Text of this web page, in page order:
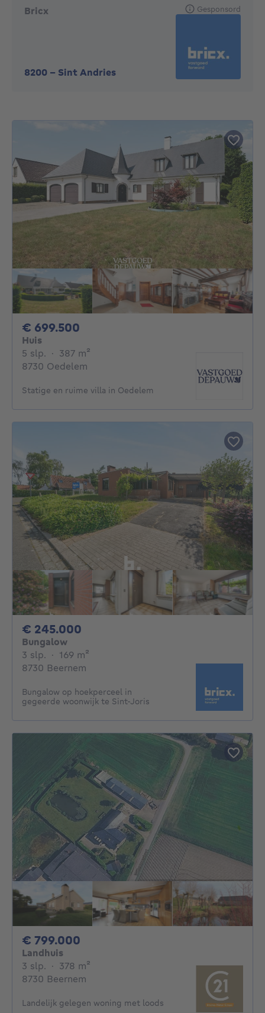
Bricx
8200 - Sint Andries
Gesponsord
€ 699.500
Huis
5 slp. 5 slaapkamers
· 387 m²
8730 Oedelem
Statige en ruime villa in Oedelem
€ 245.000
Bungalow
3 slp. 3 slaapkamers
· 169 m²
8730 Beernem
Bungalow op hoekperceel in
gegeerde woonwijk te Sint-Joris
€ 799.000
Landhuis
3 slp. 3 slaapkamers
· 378 m²
8730 Beernem
Landelijk gelegen woning met loods